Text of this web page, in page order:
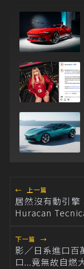
← 上一篇
居然沒有動引
Huracan
下一篇 →
影／日系進口百
口...竟無故自燃